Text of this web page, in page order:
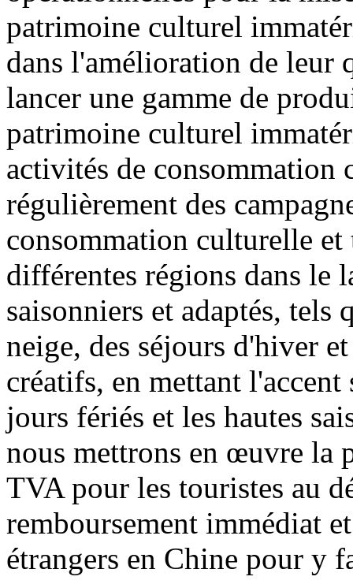
patrimoine culturel
dans l'amélioration de leur
lancer une gamme de
patrimoine culturel
activités de
régulièrement des
consommation culturelle
différentes régions dans le
saisonniers et adaptés, tels
neige, des séjours d'hiver
créatifs, en mettant
jours fériés et les hautes
nous mettrons en œuvre la
TVA pour les touristes au
remboursement immédiat
étrangers en Chine pour y